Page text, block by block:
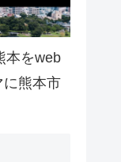
本をweb
に熊本市